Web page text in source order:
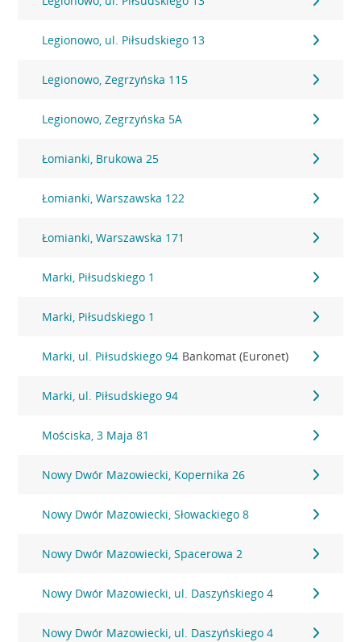
Legionowo, ul. Piłsudskiego 13
Legionowo, Zegrzyńska 115
Legionowo, Zegrzyńska 5A
Łomianki, Brukowa 25
Łomianki, Warszawska 122
Łomianki, Warszawska 171
Marki, Piłsudskiego 1
Marki, Piłsudskiego 1
Marki, ul. Piłsudskiego 94 Bankomat (Euronet)
Marki, ul. Piłsudskiego 94
Mościska, 3 Maja 81
Nowy Dwór Mazowiecki, Kopernika 26
Nowy Dwór Mazowiecki, Słowackiego 8
Nowy Dwór Mazowiecki, Spacerowa 2
Nowy Dwór Mazowiecki, ul. Daszyńskiego 4
Nowy Dwór Mazowiecki, ul. Daszyńskiego 4